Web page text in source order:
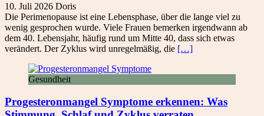
10. Juli 2026 Doris
Die Perimenopause ist eine Lebensphase, über die lange viel zu
wenig gesprochen wurde. Viele Frauen bemerken irgendwann ab
dem 40. Lebensjahr, häufig rund um Mitte 40, dass sich etwas
verändert. Der Zyklus wird unregelmäßig, die […]
Gesundheit
Progesteronmangel Symptome erkennen: Was